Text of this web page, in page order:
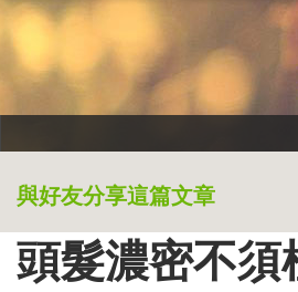
與好友分享這篇文章
頭髮濃密不須